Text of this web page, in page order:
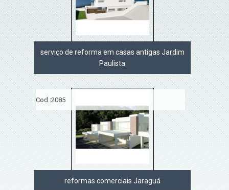
serviço de reforma em casas antigas Jardim
Paulista
Cod.:2085
reformas comerciais Jaraguá